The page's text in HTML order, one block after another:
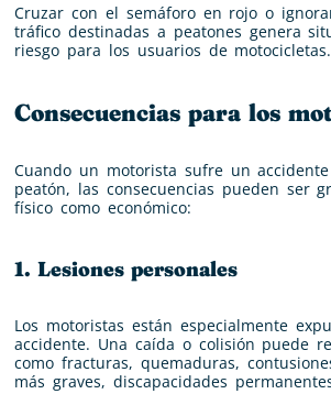
Cruzar con el semáforo en rojo o
tráfico destinadas a peatones genera
riesgo para los usuarios de motocicletas.
Consecuencias para los
Cuando un motorista sufre un
peatón, las consecuencias pueden ser
físico como económico:
1. Lesiones personales
Los motoristas están especialmente
accidente. Una caída o colisión puede
como fracturas, quemaduras,
más graves, discapacidades